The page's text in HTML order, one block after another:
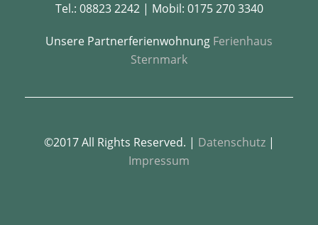
Tel.: 08823 2242 | Mobil: 0175 270 3340
Unsere Partnerferienwohnung Ferienhaus
Sternmark
©2017 All Rights Reserved. | Datenschutz|
Impressum